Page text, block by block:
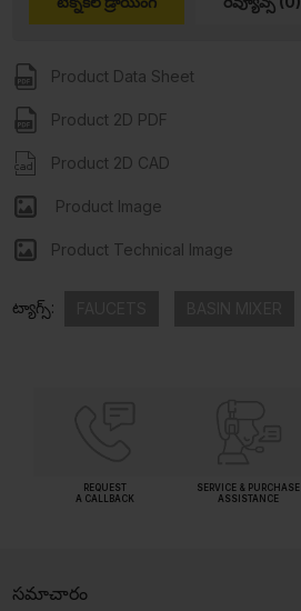
Product Data Sheet
Product 2D PDF
Product 2D CAD
Product Image
Product Technical Image
ట్యాగ్స్:
REQUEST
A CALLBACK
SERVICE & PURCHASE
ASSISTANCE
సమాచారం